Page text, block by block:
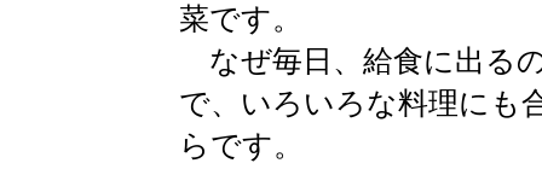
菜です。
なぜ毎日、給食に出る
で、いろいろな料理にも
らです。